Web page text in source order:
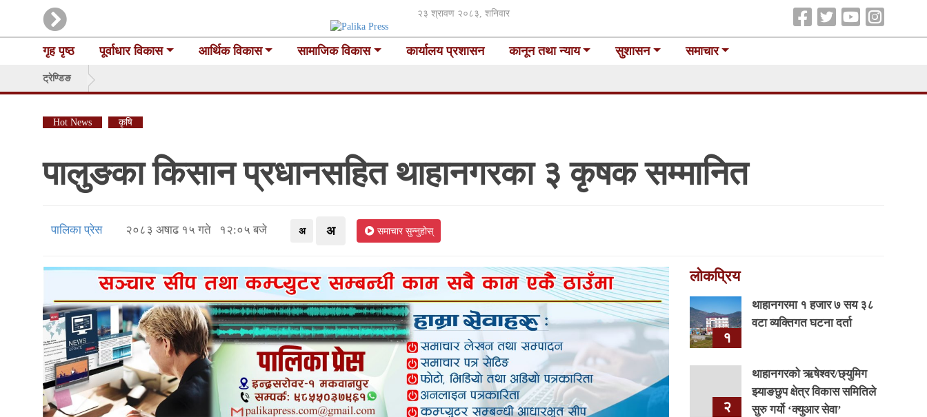
२३ श्रावण २०८३, शनिवार
गृह पृष्ठ पूर्वाधार विकास आर्थिक विकास सामाजिक विकास कार्यालय प्रशासन कानून तथा न्याय सुशासन समाचार
ट्रेण्डिङ
Hot News कृषि
पालुङका किसान प्रधानसहित थाहानगरका ३ कृषक सम्मानित
पालिका प्रेस २०८३ अषाढ १५ गते १२:०५ बजे अ अ समाचार सुन्नुहोस्
लोकप्रिय
१
थाहानगरमा १ हजार ७ सय ३८
वटा व्यक्तिगत घटना दर्ता
२
थाहानगरकाे ऋषेश्वर/छ्युमिग
झ्याङछुप क्षेत्र विकास समितिले
सुरु गर्यो ‘क्युआर सेवा’